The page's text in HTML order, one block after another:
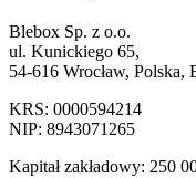
Blebox Sp. z o.o.
ul. Kunickiego 65,
54-616 Wrocław, Polska,
KRS: 0000594214
NIP: 8943071265
Kapitał zakładowy: 250